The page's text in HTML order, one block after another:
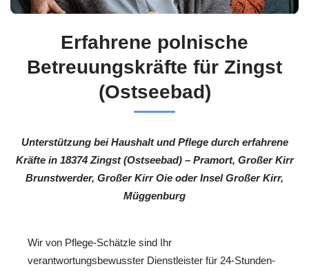
Erfahrene polnische
Betreuungskräfte für Zingst
(Ostseebad)
Unterstützung bei Haushalt und Pflege durch erfahrene
Kräfte in 18374 Zingst (Ostseebad) – Pramort, Großer Kirr
Brunstwerder, Großer Kirr Oie oder Insel Großer Kirr,
Müggenburg
Wir von Pflege-Schätzle sind Ihr
verantwortungsbewusster Dienstleister für 24-Stunden-